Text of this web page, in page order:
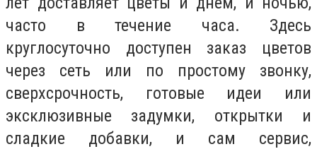
часто в течение часа. Здесь
круглосуточно доступен заказ цветов
через сеть или по простому звонку,
сверхсрочность, готовые идеи или
эксклюзивные задумки, открытки и
сладкие добавки, и сам сервис,